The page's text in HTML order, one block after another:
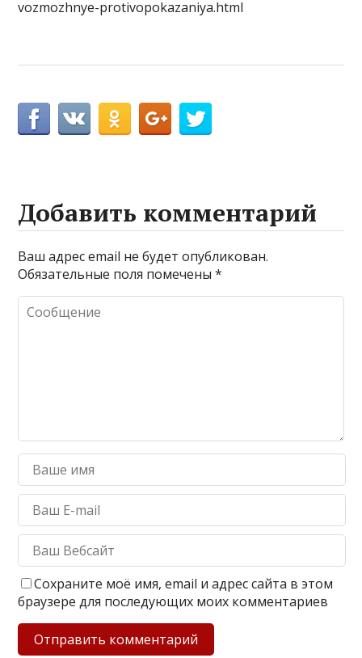
vozmozhnye-protivopokazaniya.html
Добавить комментарий
Ваш адрес email не будет опубликован.
Обязательные поля помечены*
Сохраните моё имя, email и адрес сайта в этом
браузере для последующих моих комментариев